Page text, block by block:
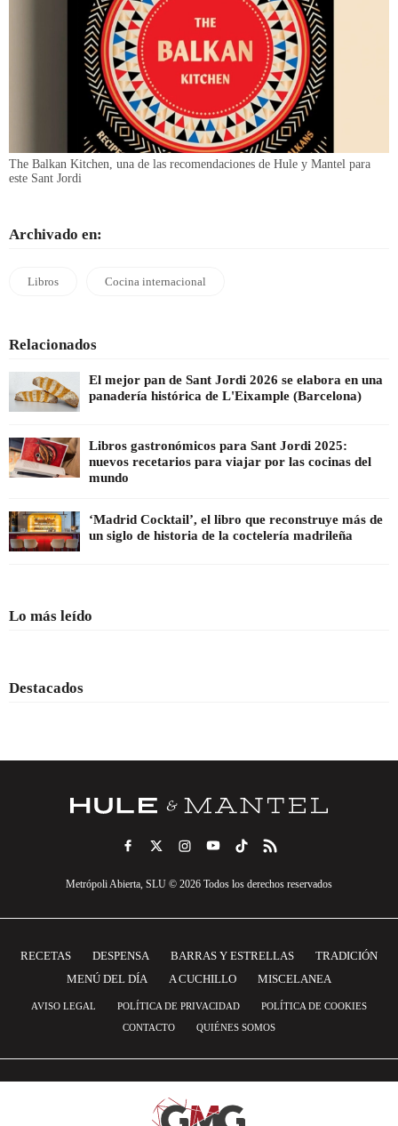
The Balkan Kitchen, una de las recomendaciones de Hule y Mantel para
este Sant Jordi
Archivado en:
Libros Cocina internacional
Relacionados
El mejor pan de Sant Jordi 2026 se elabora en una
panadería histórica de L'Eixample (Barcelona)
Libros gastronómicos para Sant Jordi 2025:
nuevos recetarios para viajar por las cocinas del
mundo
‘Madrid Cocktail’, el libro que reconstruye más de
un siglo de historia de la coctelería madrileña
Lo más leído
Destacados
Metrópoli Abierta, SLU © 2026 Todos los derechos reservados
RECETAS DESPENSA BARRAS Y ESTRELLAS
TRADICIÓN
MENÚ DEL DÍA
A CUCHILLO MISCELANEA
AVISO LEGAL POLÍTICA DE PRIVACIDAD
POLÍTICA DE COOKIES
CONTACTO
QUIÉNES SOMOS